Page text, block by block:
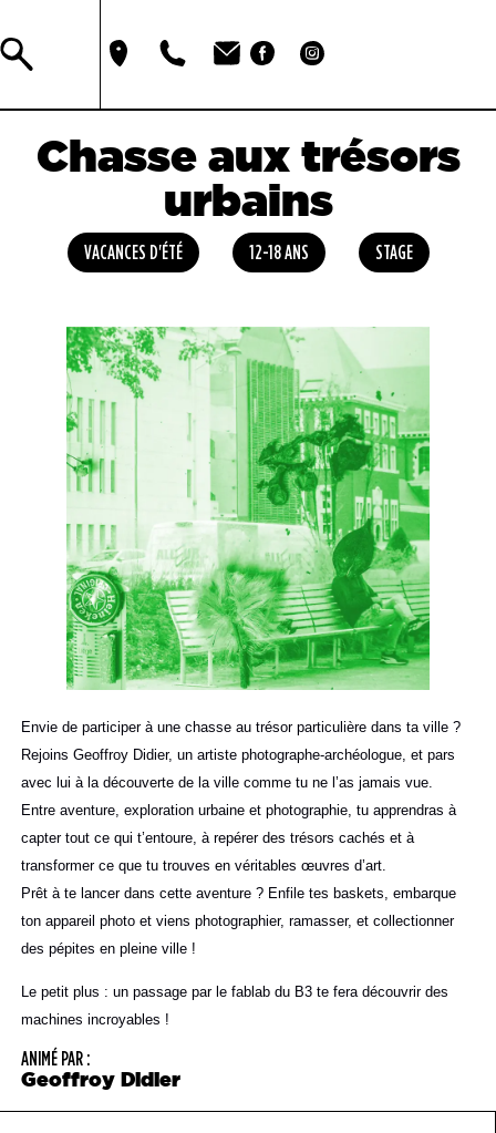
Chasse aux trésors
urbains
VACANCES D'ÉTÉ 12-18 ANS STAGE
Envie de participer à une chasse au trésor particulière dans ta ville ?
Rejoins Geoffroy Didier, un artiste photographe-archéologue, et pars
avec lui à la découverte de la ville comme tu ne l’as jamais vue.
Entre aventure, exploration urbaine et photographie, tu apprendras à
capter tout ce qui t’entoure, à repérer des trésors cachés et à
transformer ce que tu trouves en véritables œuvres d’art.
Prêt à te lancer dans cette aventure ? Enfile tes baskets, embarque
ton appareil photo et viens photographier, ramasser, et collectionner
des pépites en pleine ville !
Le petit plus : un passage par le fablab du B3 te fera découvrir des
machines incroyables !
ANIMÉ PAR :
Geoffroy Didier